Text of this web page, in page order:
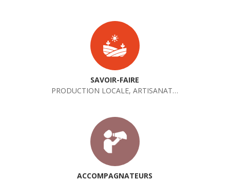
SAVOIR-FAIRE
PRODUCTION LOCALE, ARTISANAT…
ACCOMPAGNATEURS